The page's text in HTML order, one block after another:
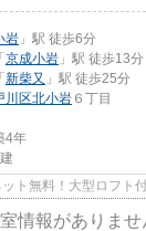
岩 」駅 徒歩6分
「京成小岩 」駅 徒歩13分
「新柴又 」駅 徒歩25分
川区北小岩 ６丁目
4年
ト無料！大型ロフト付
情報がありませ